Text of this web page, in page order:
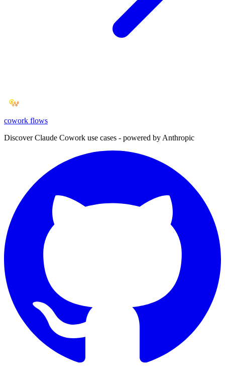
cowork flows
Discover Claude Cowork use cases - powered by Anthropic